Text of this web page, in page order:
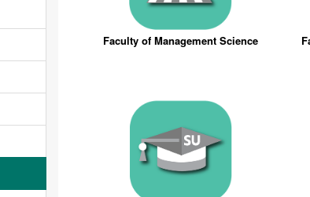
Faculty of Management Science